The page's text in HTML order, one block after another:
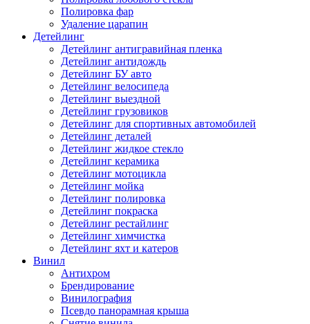
Полировка фар
Удаление царапин
Детейлинг
Детейлинг антигравийная пленка
Детейлинг антидождь
Детейлинг БУ авто
Детейлинг велосипеда
Детейлинг выездной
Детейлинг грузовиков
Детейлинг для спортивных автомобилей
Детейлинг деталей
Детейлинг жидкое стекло
Детейлинг керамика
Детейлинг мотоцикла
Детейлинг мойка
Детейлинг полировка
Детейлинг покраска
Детейлинг рестайлинг
Детейлинг химчистка
Детейлинг яхт и катеров
Винил
Антихром
Брендирование
Винилография
Псевдо панорамная крыша